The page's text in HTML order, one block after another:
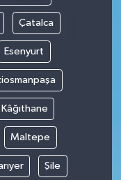
Çatalca
Esenyurt
Kâğıthane
Maltepe
Şile